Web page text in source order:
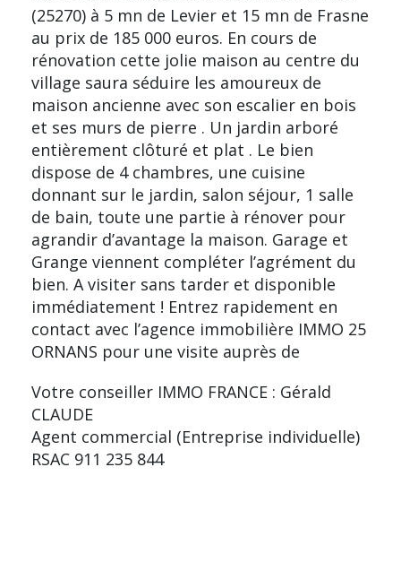
(25270) à 5 mn de Levier et 15 mn de Frasne
au prix de 185 000 euros. En cours de
rénovation cette jolie maison au centre du
village saura séduire les amoureux de
maison ancienne avec son escalier en bois
et ses murs de pierre . Un jardin arboré
entièrement clôturé et plat . Le bien
dispose de 4 chambres, une cuisine
donnant sur le jardin, salon séjour, 1 salle
de bain, toute une partie à rénover pour
agrandir d’avantage la maison. Garage et
Grange viennent compléter l’agrément du
bien. A visiter sans tarder et disponible
immédiatement ! Entrez rapidement en
contact avec l’agence immobilière IMMO 25
ORNANS pour une visite auprès de
Votre conseiller IMMO FRANCE : Gérald
CLAUDE
Agent commercial (Entreprise individuelle)
RSAC 911 235 844